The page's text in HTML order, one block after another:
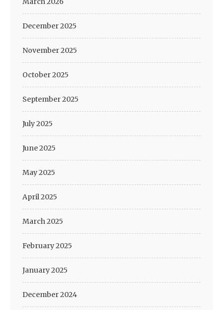
December 2025
November 2025
October 2025
September 2025
July 2025
June 2025
May 2025
April 2025
March 2025
February 2025
January 2025
December 2024